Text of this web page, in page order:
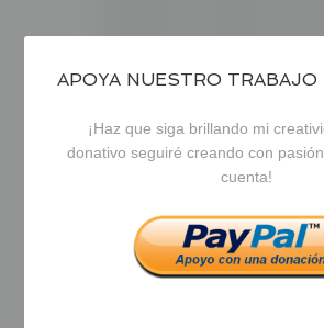
de
en
Facebook
de
en
de
en
APOYA NUESTRO TRABAJO
¡Haz que siga brillando mi
donativo seguiré creando con
cuenta!